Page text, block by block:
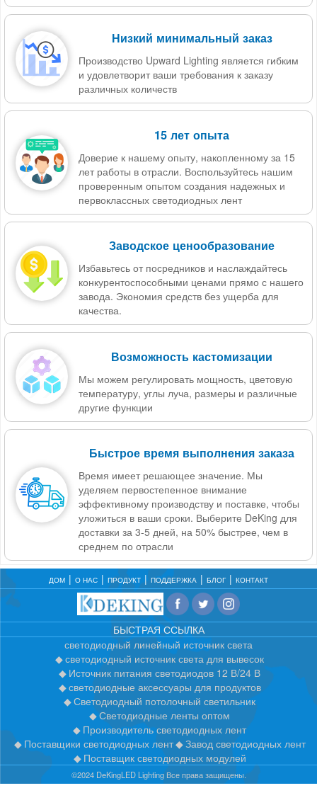
Низкий минимальный заказ
Производство Upward Lighting является гибким
и удовлетворит ваши требования к заказу
различных количеств
15 лет опыта
Доверие к нашему опыту, накопленному за 15
лет работы в отрасли. Воспользуйтесь нашим
проверенным опытом создания надежных и
первоклассных светодиодных лент
Заводское ценообразование
Избавьтесь от посредников и наслаждайтесь
конкурентоспособными ценами прямо с нашего
завода. Экономия средств без ущерба для
качества.
Возможность кастомизации
Мы можем регулировать мощность, цветовую
температуру, углы луча, размеры и различные
другие функции
Быстрое время выполнения заказа
Время имеет решающее значение. Мы
уделяем первостепенное внимание
эффективному производству и поставке, чтобы
уложиться в ваши сроки. Выберите DeKing для
доставки за 3-5 дней, на 50% быстрее, чем в
среднем по отрасли
ДОМ О НАС ПРОДУКТ ПОДДЕРЖКА БЛОГ КОНТАКТ
БЫСТРАЯ ССЫЛКА
светодиодный линейный источник света
светодиодный источник света для вывесок
Источник питания светодиодов 12 В/24 В
светодиодные аксессуары для продуктов
Светодиодный потолочный светильник
Светодиодные ленты оптом
Производитель светодиодных лент
Поставщики светодиодных лент
Завод светодиодных лент
Поставщик светодиодных модулей
©2024 DeKingLED Lighting Все права защищены.